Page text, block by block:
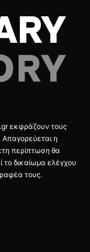
εκφράζουν τους
Απαγορεύεται η
περίπτωση θα
το δικαίωμα ελέγχου
τους.